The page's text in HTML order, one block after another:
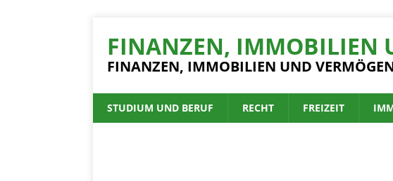
FINANZEN, IMMOBILIEN
FINANZEN, IMMOBILIEN UND
STUDIUM UND BERUF RECHT FREIZEIT